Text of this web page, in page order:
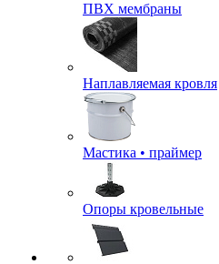
ПВХ мембраны
Наплавляемая кровля
Мастика • праймер
Опоры кровельные